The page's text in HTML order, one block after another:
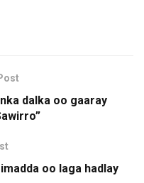
dalka oo gaaray
oo laga hadlay